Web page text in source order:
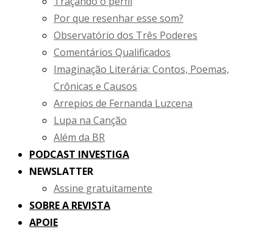
Por que resenhar esse som?
Observatório dos Três Poderes
Comentários Qualificados
Imaginação Literária: Contos, Poemas,
Crônicas e Causos
Arrepios de Fernanda Luzcena
Lupa na Canção
Além da BR
PODCAST INVESTIGA
NEWSLATTER
Assine gratuitamente
SOBRE A REVISTA
APOIE